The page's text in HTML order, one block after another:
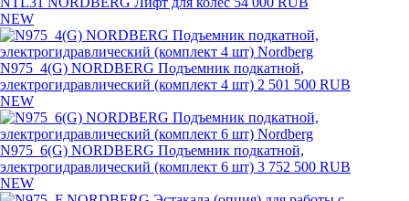
NEW
N975_4(G) NORDBERG Подъемник подкатной,
электрогидравлический (комплект 4 шт) 2 501 500 RUB
NEW
N975_6(G) NORDBERG Подъемник подкатной,
электрогидравлический (комплект 6 шт) 3 752 500 RUB
NEW